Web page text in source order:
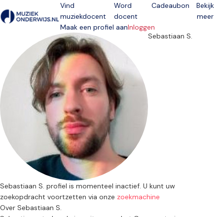
Open menu
Vind
muziekdocent
Word
docent
Cadeaubon
Bekijk
meer
Maak een profiel aanInloggen
Sebastiaan S.
Sebastiaan S. profiel is momenteel inactief. U kunt uw
zoekopdracht voortzetten via onze zoekmachine
Over Sebastiaan S.